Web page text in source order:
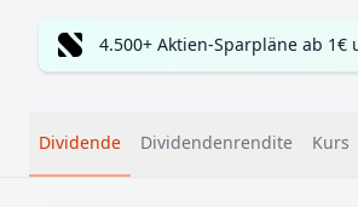
4.500+ Aktien-Sparpläne ab
Dividende Dividendenrendite Kurs